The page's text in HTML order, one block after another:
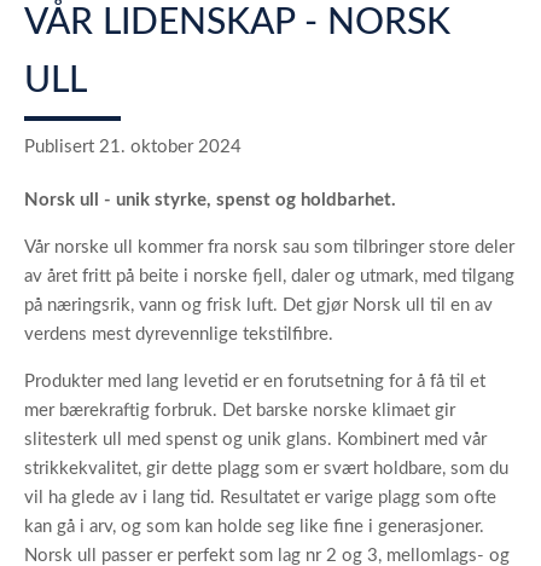
VÅR LIDENSKAP - NORSK
ULL
Publisert 21. oktober 2024
Norsk ull - unik styrke, spenst og holdbarhet.
Vår norske ull kommer fra norsk sau som tilbringer store deler
av året fritt på beite i norske fjell, daler og utmark, med tilgang
på næringsrik, vann og frisk luft. Det gjør Norsk ull til en av
verdens mest dyrevennlige tekstilfibre.
Produkter med lang levetid er en forutsetning for å få til et
mer bærekraftig forbruk. Det barske norske klimaet gir
slitesterk ull med spenst og unik glans. Kombinert med vår
strikkekvalitet, gir dette plagg som er svært holdbare, som du
vil ha glede av i lang tid. Resultatet er varige plagg som ofte
kan gå i arv, og som kan holde seg like fine i generasjoner.
Norsk ull passer er perfekt som lag nr 2 og 3, mellomlags- og